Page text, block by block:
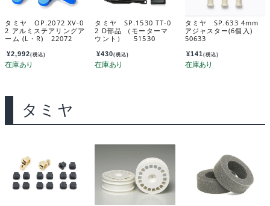
タミヤ OP.2072 XV-0
2 アルミステアリングア
ーム (L・R) 22072
¥2,992(税込)
タミヤ SP.1530 TT-0
2 D部品 （モーターマ
ウント） 51530
¥430(税込)
タミヤ SP.633 4mm
アジャスター(6個入)
50633
¥141(税込)
タミヤ